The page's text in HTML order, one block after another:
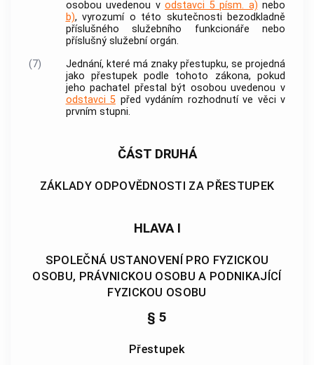
osobou uvedenou v odstavci 5 písm. a) nebo
b), vyrozumí o této skutečnosti bezodkladně
příslušného služebního funkcionáře nebo
příslušný služební orgán.
(7)
Jednání, které má znaky přestupku, se projedná
jako přestupek podle tohoto zákona, pokud
jeho pachatel přestal být osobou uvedenou v
odstavci 5 před vydáním rozhodnutí ve věci v
prvním stupni.
ČÁST DRUHÁ
ZÁKLADY ODPOVĚDNOSTI ZA PŘESTUPEK
HLAVA I
SPOLEČNÁ USTANOVENÍ PRO FYZICKOU
OSOBU, PRÁVNICKOU OSOBU A PODNIKAJÍCÍ
FYZICKOU OSOBU
§ 5
Přestupek